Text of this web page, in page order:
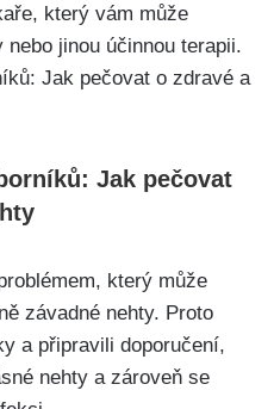
který vám může
⁤jinou účinnou terapii.
Jak pečovat
který může
závadné nehty.‍ Proto
a připravili ⁢doporučení,
nehty a‍ zároveň se